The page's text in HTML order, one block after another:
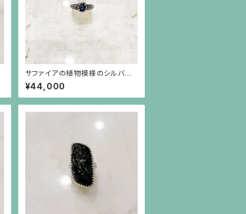
サファイアの植物模様のシルバー
リング
¥44,000